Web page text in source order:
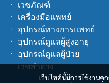
เว็บไซต์นี้มีการใช้งาน
ㆍ เวชภัณฑ์
ㆍ เครื่องมือแพทย์
ㆍ อุปกรณ์ทางการแพทย์
ㆍ อุปกรณ์ดูแลผู้สูงอายุ
ㆍ อุปกรณ์ดูแลผู้ป่วย
ㆍเวชสำอาง